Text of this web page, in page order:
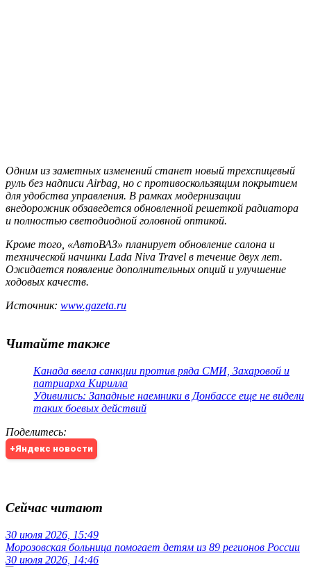
Одним из заметных изменений станет новый трехспицевый
руль без надписи Airbag, но с противоскользящим покрытием
для удобства управления. В рамках модернизации
внедорожник обзаведется обновленной решеткой радиатора
и полностью светодиодной головной оптикой.
Кроме того, «АвтоВАЗ» планирует обновление салона и
технической начинки Lada Niva Travel в течение двух лет.
Ожидается появление дополнительных опций и улучшение
ходовых качеств.
Источник: www.gazeta.ru
Читайте также
Канада ввела санкции против ряда СМИ, Захаровой и
патриарха Кирилла
Удивились: Западные наемники в Донбассе еще не видели
таких боевых действий
Поделитесь:
+Яндекс новости
Сейчас читают
30 июля 2026, 15:49
Морозовская больница помогает детям из 89 регионов России
30 июля 2026, 14:46